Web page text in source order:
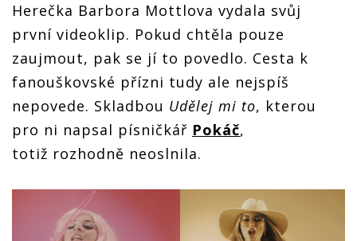
Herečka Barbora Mottlova vydala svůj
první videoklip. Pokud chtěla pouze
zaujmout, pak se jí to povedlo. Cesta k
fanouškovské přízni tudy ale nejspíš
nepovede. Skladbou Udělej mi to, kterou
pro ni napsal písničkář Pokáč,
totiž rozhodně neoslnila.